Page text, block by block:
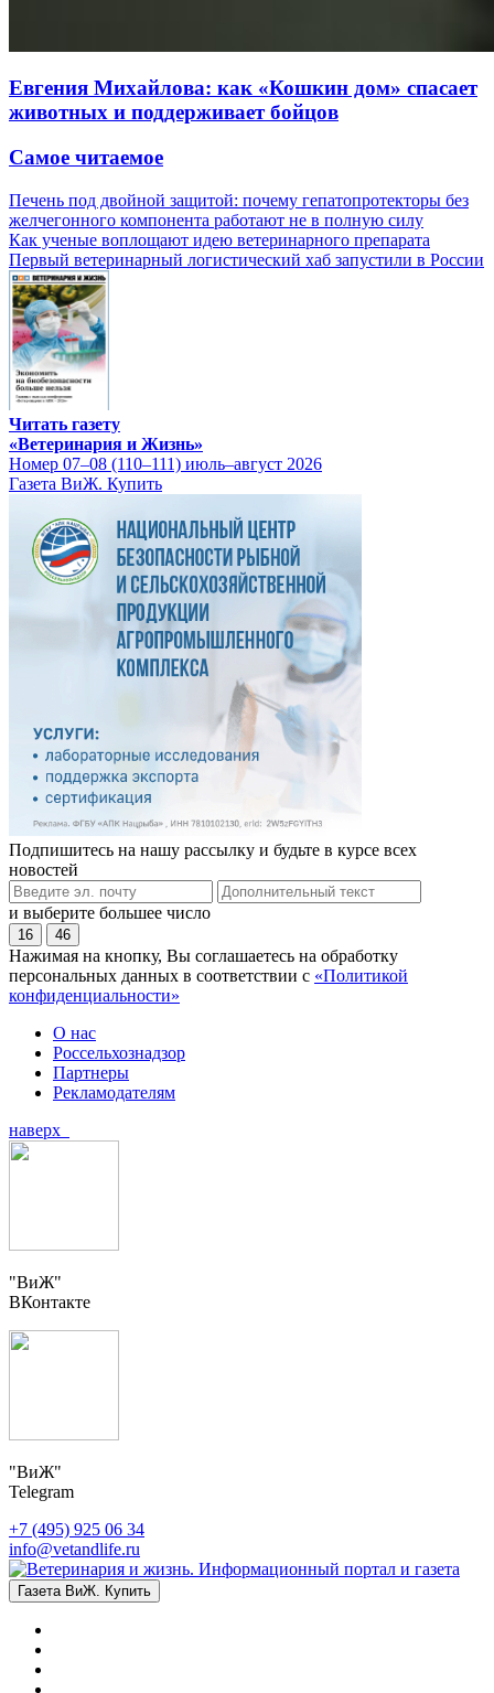
Евгения Михайлова: как «Кошкин дом» спасает
животных и поддерживает бойцов
Самое читаемое
Печень под двойной защитой: почему гепатопротекторы без
желчегонного компонента работают не в полную силу
Как ученые воплощают идею ветеринарного препарата
Первый ветеринарный логистический хаб запустили в России
Читать газету
«Ветеринария и Жизнь»
Номер 07–08 (110–111) июль–август 2026
Газета ВиЖ. Купить
Подпишитесь на нашу рассылку и будьте в курсе всех
новостей
и выберите большее число
16 46
Нажимая на кнопку, Вы соглашаетесь на обработку
персональных данных в соответствии с «Политикой
конфиденциальности»
О нас
Россельхознадзор
Партнеры
Рекламодателям
наверх
"ВиЖ"
ВКонтакте
"ВиЖ"
Telegram
+7 (495) 925 06 34
info@vetandlife.ru
Газета ВиЖ. Купить